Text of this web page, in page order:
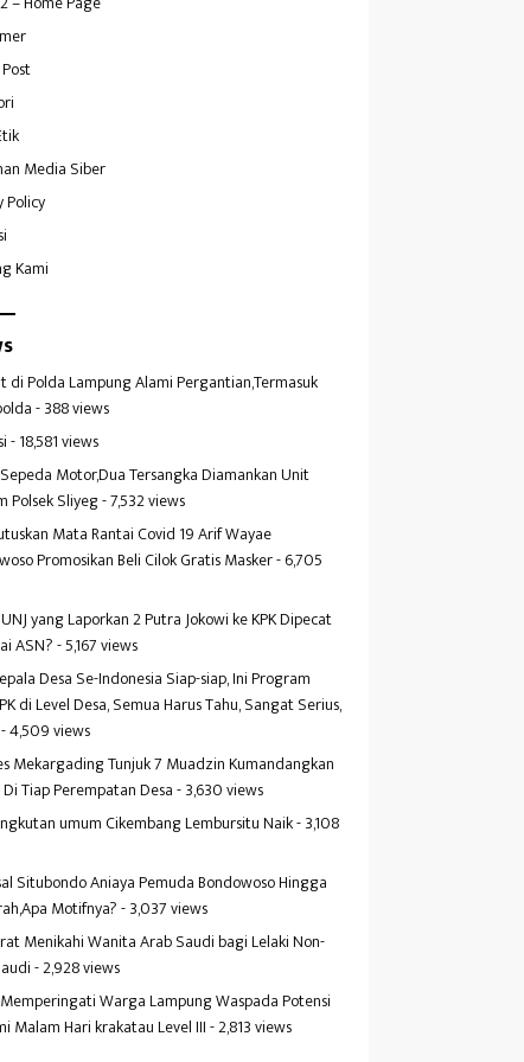
Media Siber
Policy
Kami
di Polda Lampung Alami Pergantian,Termasuk
- 388 views
- 18,581 views
Motor,Dua Tersangka Diamankan Unit
Polsek Sliyeg- 7,532 views
Mata Rantai Covid 19 Arif Wayae
Promosikan Beli Cilok Gratis Masker- 6,705
yang Laporkan 2 Putra Jokowi ke KPK Dipecat
ASN?- 5,167 views
Desa Se-Indonesia Siap-siap, Ini Program
di Level Desa, Semua Harus Tahu, Sangat Serius,
- 4,509 views
Mekargading Tunjuk 7 Muadzin Kumandangkan
Tiap Perempatan Desa- 3,630 views
umum Cikembang Lembursitu Naik- 3,108
Situbondo Aniaya Pemuda Bondowoso Hingga
Motifnya?- 3,037 views
Menikahi Wanita Arab Saudi bagi Lelaki Non-
- 2,928 views
Warga Lampung Waspada Potensi
Malam Hari krakatau Level III- 2,813 views